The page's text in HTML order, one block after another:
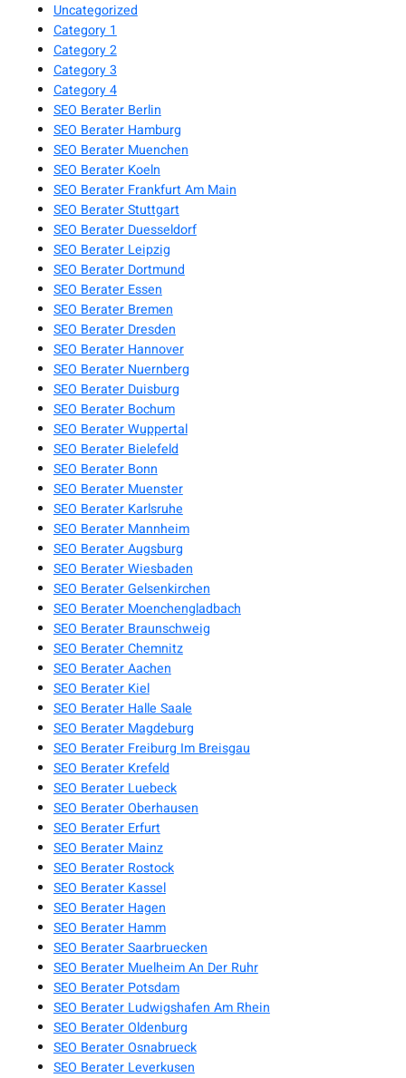
Uncategorized
Category 1
Category 2
Category 3
Category 4
SEO Berater Berlin
SEO Berater Hamburg
SEO Berater Muenchen
SEO Berater Koeln
SEO Berater Frankfurt Am Main
SEO Berater Stuttgart
SEO Berater Duesseldorf
SEO Berater Leipzig
SEO Berater Dortmund
SEO Berater Essen
SEO Berater Bremen
SEO Berater Dresden
SEO Berater Hannover
SEO Berater Nuernberg
SEO Berater Duisburg
SEO Berater Bochum
SEO Berater Wuppertal
SEO Berater Bielefeld
SEO Berater Bonn
SEO Berater Muenster
SEO Berater Karlsruhe
SEO Berater Mannheim
SEO Berater Augsburg
SEO Berater Wiesbaden
SEO Berater Gelsenkirchen
SEO Berater Moenchengladbach
SEO Berater Braunschweig
SEO Berater Chemnitz
SEO Berater Aachen
SEO Berater Kiel
SEO Berater Halle Saale
SEO Berater Magdeburg
SEO Berater Freiburg Im Breisgau
SEO Berater Krefeld
SEO Berater Luebeck
SEO Berater Oberhausen
SEO Berater Erfurt
SEO Berater Mainz
SEO Berater Rostock
SEO Berater Kassel
SEO Berater Hagen
SEO Berater Hamm
SEO Berater Saarbruecken
SEO Berater Muelheim An Der Ruhr
SEO Berater Potsdam
SEO Berater Ludwigshafen Am Rhein
SEO Berater Oldenburg
SEO Berater Osnabrueck
SEO Berater Leverkusen